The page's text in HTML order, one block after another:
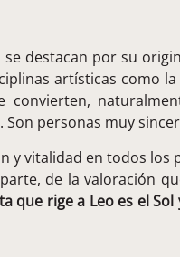
se destacan por su
artísticas como
Son personas muy
y vitalidad en todos
de la valoración
que rige a Leo es el